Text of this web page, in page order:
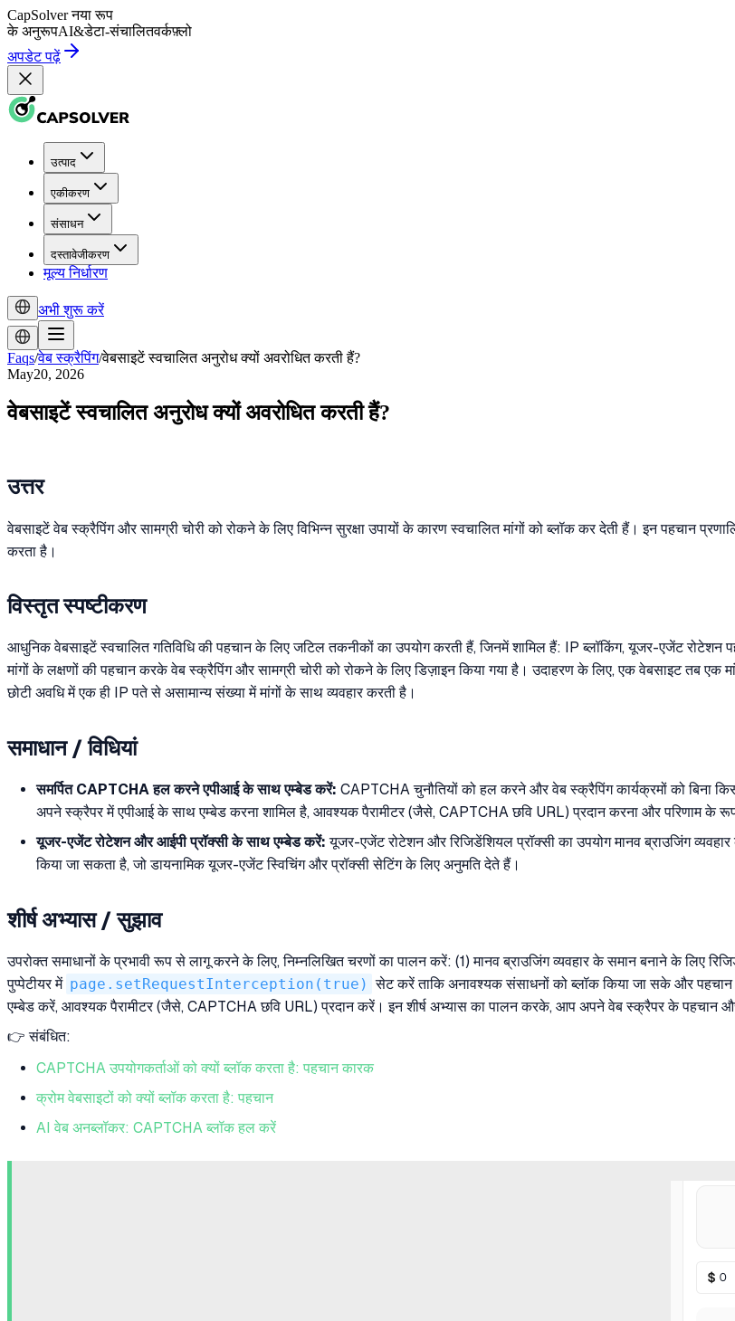
CapSolver नया रूप
के अनुरूपAI&डेटा-संचालितवर्कफ़्लो
अपडेट पढ़ें
उत्पाद
एकीकरण
संसाधन
दस्तावेजीकरण
मूल्य निर्धारण
अभी शुरू करें
Faqs/वेब स्क्रैपिंग/वेबसाइटें स्वचालित अनुरोध क्यों अवरोधित करती हैं?
May20, 2026
वेबसाइटें स्वचालित अनुरोध क्यों अवरोधित करती हैं?
उत्तर
वेबसाइटें वेब स्क्रैपिंग और सामग्री चोरी को रोकने के लिए विभिन्न सुरक्षा उपायों के कारण स्वचालित मांगों को ब्लॉक कर देती हैं। इन पहचान
करता है।
विस्तृत स्पष्टीकरण
आधुनिक वेबसाइटें स्वचालित गतिविधि की पहचान के लिए जटिल तकनीकों का उपयोग करती हैं, जिनमें शामिल हैं: IP ब्लॉकिंग, यूजर-एजेंट रोटेशन
मांगों के लक्षणों की पहचान करके वेब स्क्रैपिंग और सामग्री चोरी को रोकने के लिए डिज़ाइन किया गया है। उदाहरण के लिए, एक वेबसाइट तब
छोटी अवधि में एक ही IP पते से असामान्य संख्या में मांगों के साथ व्यवहार करती है।
समाधान / विधियां
समर्पित CAPTCHA हल करने एपीआई के साथ एम्बेड करें: CAPTCHA चुनौतियों को हल करने और वेब स्क्रैपिंग कार्यक्रमों को बिना
अपने स्क्रैपर में एपीआई के साथ एम्बेड करना शामिल है, आवश्यक पैरामीटर (जैसे, CAPTCHA छवि URL) प्रदान करना और परिणाम के
यूजर-एजेंट रोटेशन और आईपी प्रॉक्सी के साथ एम्बेड करें: यूजर-एजेंट रोटेशन और रिजिडेंशियल प्रॉक्सी का उपयोग मानव ब्राउजिंग
किया जा सकता है, जो डायनामिक यूजर-एजेंट स्विचिंग और प्रॉक्सी सेटिंग के लिए अनुमति देते हैं।
शीर्ष अभ्यास / सुझाव
उपरोक्त समाधानों के प्रभावी रूप से लागू करने के लिए, निम्नलिखित चरणों का पालन करें: (1) मानव ब्राउजिंग व्यवहार के समान बनाने के लिए
पुप्पेटीयर में page.setRequestInterception(true) सेट करें ताकि अनावश्यक संसाधनों को ब्लॉक किया जा सके और
एम्बेड करें, आवश्यक पैरामीटर (जैसे, CAPTCHA छवि URL) प्रदान करें। इन शीर्ष अभ्यास का पालन करके, आप अपने वेब स्क्रैपर के पहचान
👉 संबंधित:
CAPTCHA उपयोगकर्ताओं को क्यों ब्लॉक करता है: पहचान कारक
क्रोम वेबसाइटों को क्यों ब्लॉक करता है: पहचान
AI वेब अनब्लॉकर: CAPTCHA ब्लॉक हल करें